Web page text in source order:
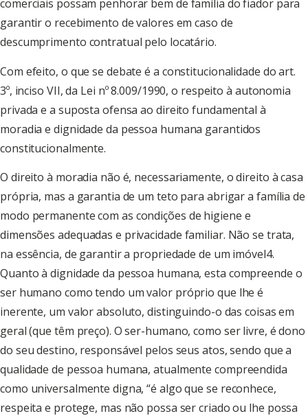
comerciais possam penhorar bem de família do fiador para
garantir o recebimento de valores em caso de
descumprimento contratual pelo locatário.
Com efeito, o que se debate é a constitucionalidade do art.
3º, inciso VII, da Lei nº 8.009/1990, o respeito à autonomia
privada e a suposta ofensa ao direito fundamental à
moradia e dignidade da pessoa humana garantidos
constitucionalmente.
O direito à moradia não é, necessariamente, o direito à casa
própria, mas a garantia de um teto para abrigar a família de
modo permanente com as condições de higiene e
dimensões adequadas e privacidade familiar. Não se trata,
na essência, de garantir a propriedade de um imóvel4.
Quanto à dignidade da pessoa humana, esta compreende o
ser humano como tendo um valor próprio que lhe é
inerente, um valor absoluto, distinguindo-o das coisas em
geral (que têm preço). O ser-humano, como ser livre, é dono
do seu destino, responsável pelos seus atos, sendo que a
qualidade de pessoa humana, atualmente compreendida
como universalmente digna, “é algo que se reconhece,
respeita e protege, mas não possa ser criado ou lhe possa